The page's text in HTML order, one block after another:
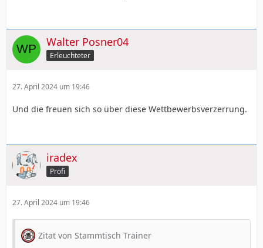
Walter Posner04
Erleuchteter
27. April 2024 um 19:46
Und die freuen sich so über diese Wettbewerbsverzerrung.
iradex
Profi
27. April 2024 um 19:46
Zitat von Stammtisch Trainer